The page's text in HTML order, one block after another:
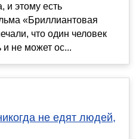
и этому есть
«Бриллиантовая
что один человек
и не может ос...
не едят людей,